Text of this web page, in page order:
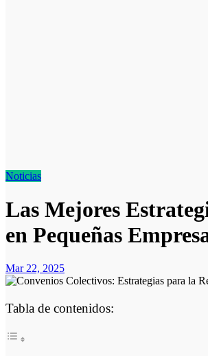
Noticias
Las Mejores
en Pequeñas
Mar 22, 2025
Tabla de contenidos: